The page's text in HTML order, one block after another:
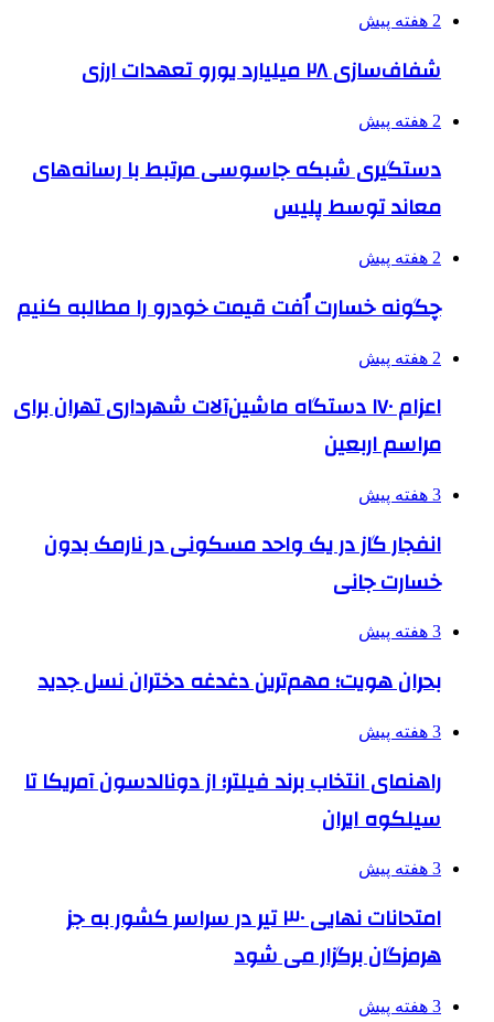
2 هفته پیش
شفاف‌سازی ۲۸ میلیارد یورو تعهدات ارزی
2 هفته پیش
دستگیری شبکه جاسوسی مرتبط با رسانه‌های
معاند توسط پلیس
2 هفته پیش
چگونه خسارت اُفت قیمت خودرو را مطالبه کنیم
2 هفته پیش
اعزام ۱۷۰ دستگاه ماشین‌آلات شهرداری تهران برای
مراسم اربعین
3 هفته پیش
انفجار گاز در یک واحد مسکونی در نارمک بدون
خسارت جانی
3 هفته پیش
بحران هویت؛ مهم‌ترین دغدغه دختران نسل جدید
3 هفته پیش
راهنمای انتخاب برند فیلتر؛ از دونالدسون آمریکا تا
سیلکوه ایران
3 هفته پیش
امتحانات نهایی ۳۰ تیر در سراسر کشور به جز
هرمزگان برگزار می شود
3 هفته پیش